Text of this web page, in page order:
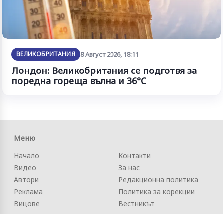
ВЕЛИКОБРИТАНИЯ 8 Август 2026, 18:11
Лондон: Великобритания се подготвя за
поредна гореща вълна и 36°C
Меню
Начало
Видео
Автори
Реклама
Вицове
Контакти
За нас
Редакционна политика
Политика за корекции
Вестникът